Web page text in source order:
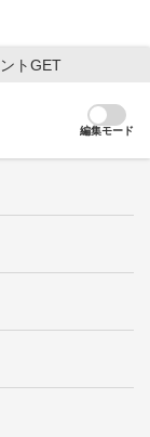
トGET
編集モード